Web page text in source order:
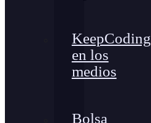
KeepCoding
en los
medios
Bolsa